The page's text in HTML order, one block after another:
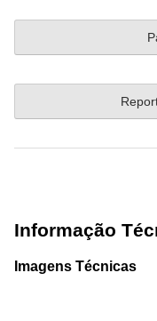
Informação
Imagens Técnicas